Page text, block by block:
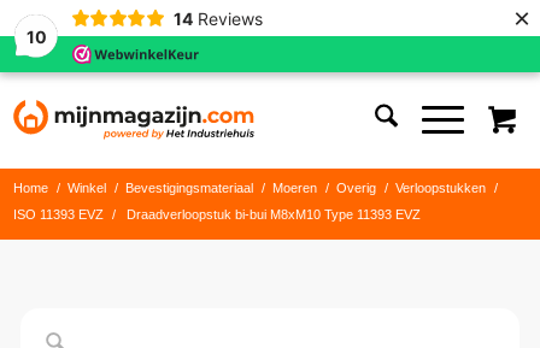
10
14 Reviews ×
Home / Winkel / Bevestigingsmateriaal / Moeren / Overig / Verloopstukken
/
ISO 11393 EVZ
/ Draadverloopstuk bi-bui M8xM10 Type 11393 EVZ